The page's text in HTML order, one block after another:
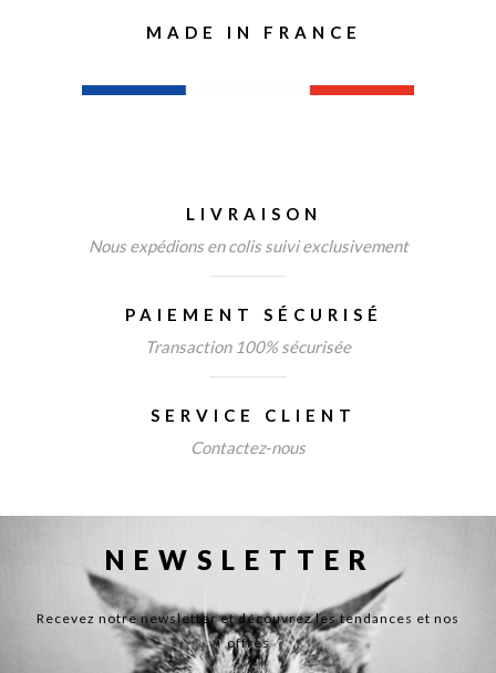
MADE IN FRANCE
LIVRAISON
Nous expédions en colis suivi exclusivement
PAIEMENT SÉCURISÉ
Transaction 100% sécurisée
SERVICE CLIENT
Contactez‑nous
NEWSLETTER
Recevez notre newsletter et découvrez les tendances et nos
offres